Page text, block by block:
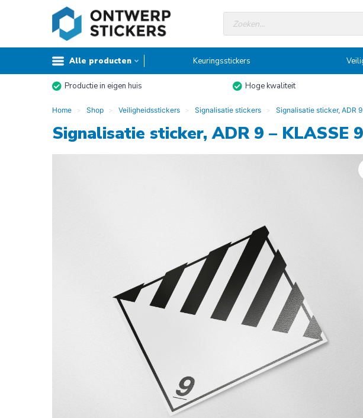
Producten
zoeken
Alle producten Keuringsstickers
Productie in eigen huis Hoge kwaliteit
Home Shop Veiligheidsstickers Signalisatie stickers Signalisatie sticker, ADR
Signalisatie sticker, ADR 9 – KLASSE